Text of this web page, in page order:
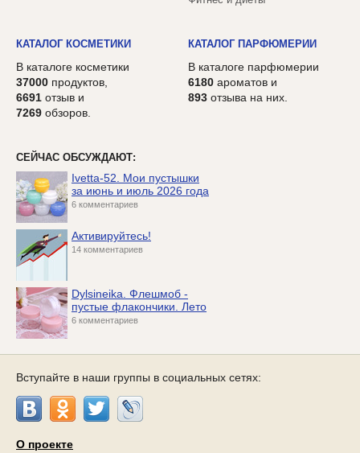
КАТАЛОГ КОСМЕТИКИ
В каталоге косметики
37000 продуктов,
6691 отзыв и
7269 обзоров.
КАТАЛОГ ПАРФЮМЕРИИ
В каталоге парфюмерии
6180 ароматов и
893 отзыва на них.
СЕЙЧАС ОБСУЖДАЮТ:
Ivetta-52. Мои пустышки
за июнь и июль 2026 года
6 комментариев
Активируйтесь!
14 комментариев
Dylsineika. Флешмоб -
пустые флакончики. Лето
6 комментариев
Вступайте в наши группы в социальных сетях:
О проекте